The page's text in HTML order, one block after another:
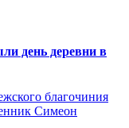
день деревни в
благочиния
Симеон